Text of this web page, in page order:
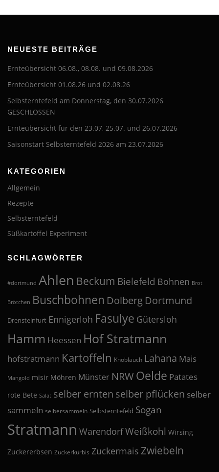
NEUESTE BEITRÄGE
Ernteübersicht 06.08., 08.08. und 09.08.2026
Ernteübersicht 01.08.26 und 02.08.26
Selbsterntefeld am Donnerstag, den 30.07.2026
GESCHLOSSEN
Ernteübersicht für den 23.07, 25.07. und 26.07.2026
Saisonstart Selbsterntefeld 2026 am 23.07.2026
KATEGORIEN
Allgemein
Rezepte
Selbsterntefeld
Süßkartoffel Experiment
SCHLAGWÖRTER
#dortmund Ahlen Beckum Bielefeld Bohnen Brot
Brötchen Buschbohnen Dolberg Dortmund
Drensteinfurt Ennigerloh Fasulye Gütersloh
Hamm Heessen Hof Stratmann
hofstratmann Kartoffeln Knoblauch Lahana Mais
Mangold misir Möhren Münster NRW Oelde Patates
rote Bete Salat selber ernten selber pflücken selber
sammeln selbersammeln Selbsterntefeld Sogan
Stratmann WarendorfWeißkohl Wirsing
Zuckererbsen Zuckerkürbis Zuckermais Zwiebeln